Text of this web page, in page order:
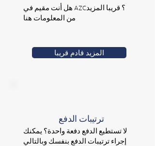
هل أنت مقيم في AZC؟ قريبا المزيد
المزيد قادم قريبا
ترتيبات الدفع
لا تستطيع الدفع دفعة واحدة؟ يمكنك
إجراء ترتيبات الدفع بنفسك وبالتالي